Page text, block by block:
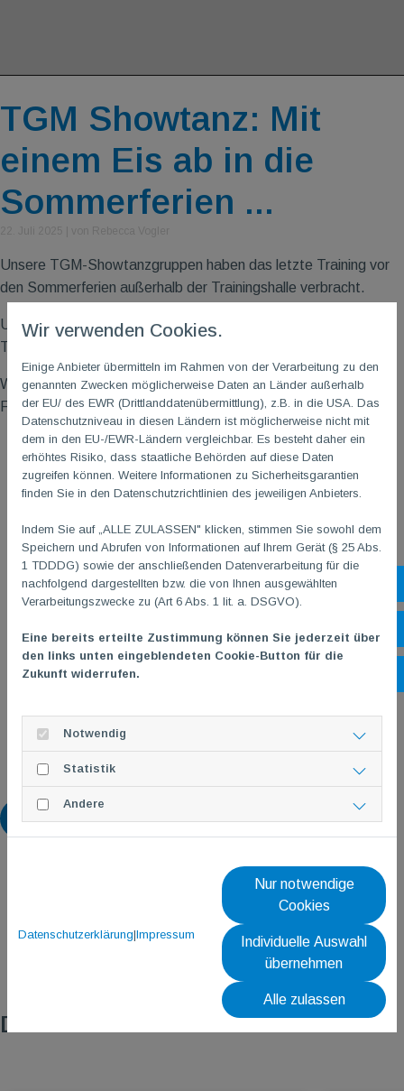
Zurück
TGM Showtanz: Mit
einem Eis ab in die
Sommerferien ...
Unsere TGM-Showtanzgruppen haben das letzte Training vor
den Sommerferien außerhalb der Trainingshalle verbracht.
Und wie könnte man das letzte Training bei heißen
Temperaturen besser nutzen als mit einem leckeren Eis.
Wir wünschen allen Kindern, Eltern und weiteren
Familienmitgliedern schöne Sommerferien!
Das könnte dich auch interessieren
Wir verwenden Cookies.
Einige Anbieter übermitteln im Rahmen von der Verarbeitung zu den
genannten Zwecken möglicherweise Daten an Länder außerhalb
der EU/ des EWR (Drittlanddatenübermittlung), z.B. in die USA. Das
Datenschutzniveau in diesen Ländern ist möglicherweise nicht mit
dem in den EU-/EWR-Ländern vergleichbar. Es besteht daher ein
erhöhtes Risiko, dass staatliche Behörden auf diese Daten
zugreifen können. Weitere Informationen zu Sicherheitsgarantien
finden Sie in den Datenschutzrichtlinien des jeweiligen Anbieters.
Indem Sie auf „ALLE ZULASSEN" klicken, stimmen Sie sowohl dem
Speichern und Abrufen von Informationen auf Ihrem Gerät (§ 25 Abs.
1 TDDDG) sowie der anschließenden Datenverarbeitung für die
nachfolgend dargestellten bzw. die von Ihnen ausgewählten
Verarbeitungszwecke zu (Art 6 Abs. 1 lit. a. DSGVO).
Eine bereits erteilte Zustimmung können Sie jederzeit über
den links unten eingeblendeten Cookie-Button für die
Zukunft widerrufen.
Notwendig
Statistik
Andere
Datenschutzerklärung|Impressum
Nur notwendige
Cookies
Individuelle Auswahl
übernehmen
Alle zulassen